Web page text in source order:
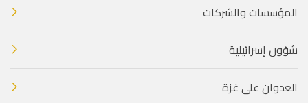
المؤسسات والشركات
شؤون إسرائيلية
العدوان على غزة